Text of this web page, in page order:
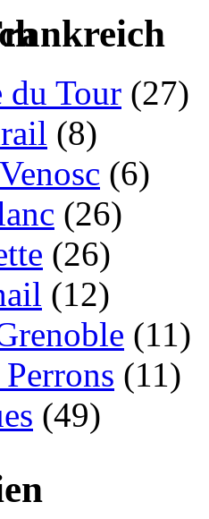
Tour (27)
(8)
(6)
(26)
(26)
(12)
(11)
(11)
(49)